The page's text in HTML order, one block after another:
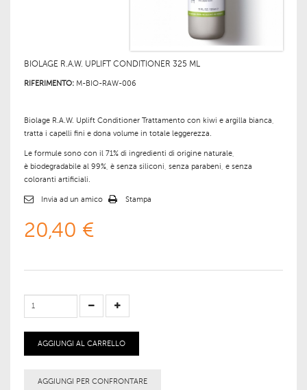
BIOLAGE R.A.W. UPLIFT CONDITIONER 325 ML
RIFERIMENTO: M-BIO-RAW-006
Biolage R.A.W. Uplift Conditioner Trattamento con kiwi e argilla bianca,
tratta i capelli fini e dona volume in totale leggerezza.
Le formule sono con il 71% di ingredienti di origine naturale,
è biodegradabile al 99%, è senza siliconi, senza parabeni, e senza
coloranti artificiali.
Invia ad un amico Stampa
20,40 €
AGGIUNGI AL CARRELLO
AGGIUNGI PER CONFRONTARE